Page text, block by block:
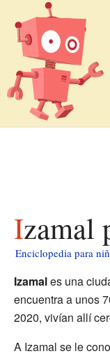
Izamal
Enciclopedia para
Izamales una
encuentra a unos
2020, vivían allí
A Izamal se le